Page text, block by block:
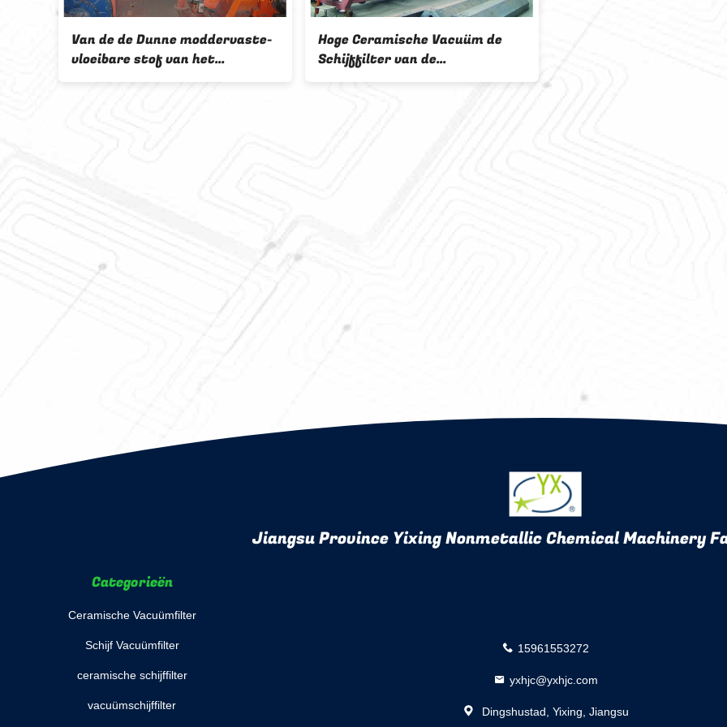
HTG 30 M2 het Ceramische het
vloeibare stofscheiding
Jiangsu Province Yixing Nonmetallic Chemical Machinery
Categorieën
Ceramische Vacuümfilter
Schijf Vacuümfilter
ceramische schijffilter
vacuümschijffilter
15961553272
yxhjc@yxhjc.com
Dingshustad, Yixing, Jiangsu